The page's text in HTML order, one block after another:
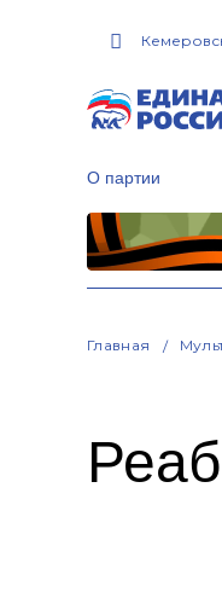
О партии
Главная